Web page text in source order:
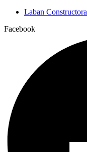
Laban Constructora
Facebook